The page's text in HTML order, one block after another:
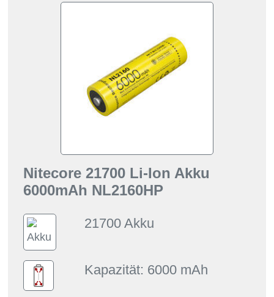
Nitecore 21700 Li-Ion Akku
6000mAh NL2160HP
21700 Akku
Kapazität: 6000 mAh